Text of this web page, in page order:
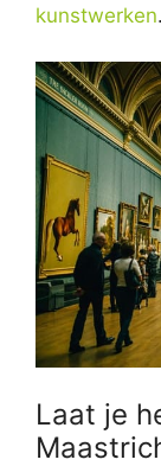
kunstwerken.
Laat je